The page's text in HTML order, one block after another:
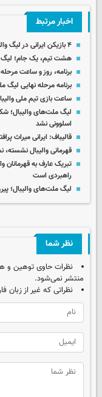
اخبار مرتبط
۴ بازیکن ایرانی در لیگ والیبال ایتالیا
هشت تیم، یک جام؛ لیگ
برنامه، روز و ساعت
برنامه مرحله نهایی لیگ
ساعت بازی تیم ملی
لیگ ملت‌های والیبال؛
اسلوونی نشد
قالیباف: ایرانی میراث
قهرمانی والیبال
تبریک عارف به قهرمانان
راهبردی است
لیگ ملت‌های والیبال؛
نظر شما
نظرات حاوی توهین و
منتشر نمی‌شود.
نظراتی که غیر از زبان